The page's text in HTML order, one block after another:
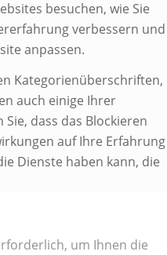
besuchen, wie Sie
verbessern und
anpassen.
Kategorienüberschriften,
auch einige Ihrer
dass das Blockieren
auf Ihre Erfahrung
Dienste haben kann, die
um Ihnen die